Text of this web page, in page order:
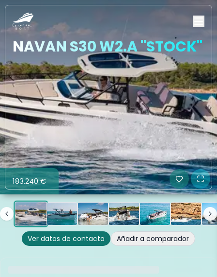
NAVAN S30 W2.A "STOCK"
183.240 €
Ver datos de contacto Añadir a comparador